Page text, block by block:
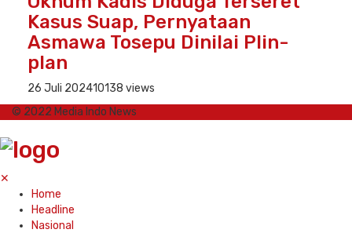
Kasus Suap, Pernyataan
Asmawa Tosepu Dinilai Plin-
plan
26 Juli 202410138 views
© 2022 Media Indo News
✕
Home
Headline
Nasional